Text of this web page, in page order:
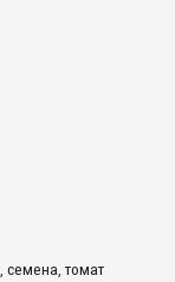
семена томат